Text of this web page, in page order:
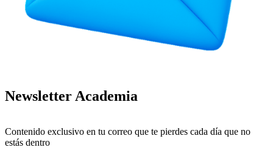
Newsletter Academia
Contenido exclusivo en tu correo que te pierdes cada día que no
estás dentro